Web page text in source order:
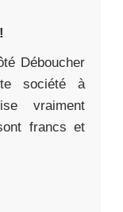
Déboucher
société à
vraiment
francs et